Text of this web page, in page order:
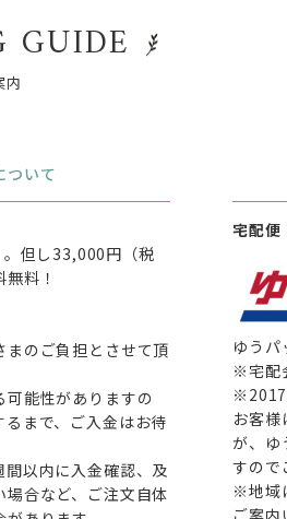
GUIDE
内
ついて
但し33,000円（税
料！
のご負担とさせて頂
能性がありますの
まで、ご入金はお待
以内に入金確認、及
合など、ご注文自体
宅配便
ゆうパ
※宅配
お客
が、ゆ
すので
※地域
ご案内